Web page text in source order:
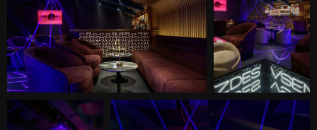
Для того, чтобы подчеркнуть идею
закрытости, мы отказались от
внешней вывески для обозначения
местоположения бара, он
«спрятан» за металлической
дверью — только здесь есть
небольшая надпись, словно какой-